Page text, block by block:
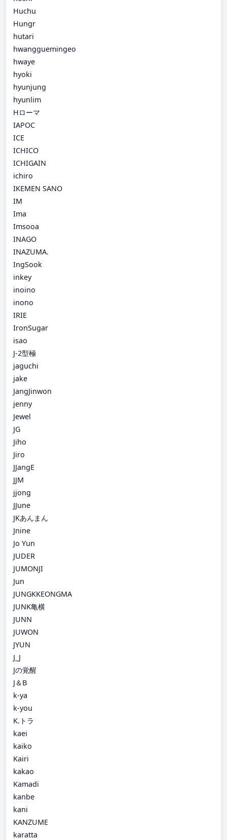
Huchu
Hungr
hutari
hwangguemingeo
hwaye
hyoki
hyunjung
hyunlim
Hローマ
IAPOC
ICE
ICHICO
ICHIGAIN
ichiro
IKEMEN SANO
IM
Ima
Imsooa
INAGO
INAZUMA.
IngSook
inkey
inoino
inono
IRIE
IronSugar
isao
J-2型極
jaguchi
jake
JangJinwon
jenny
Jewel
JG
Jiho
Jiro
JJangE
JJM
jjong
JJune
JKあんまん
Jnine
Jo Yun
JUDER
JUMONJI
Jun
JUNGKKEONGMA
JUNK亀横
JUNN
JUWON
JYUN
J_J
Jの覚醒
J＆B
k-ya
k-you
K.トラ
kaei
kaiko
Kairi
kakao
Kamadi
kanbe
kani
KANZUME
karatta